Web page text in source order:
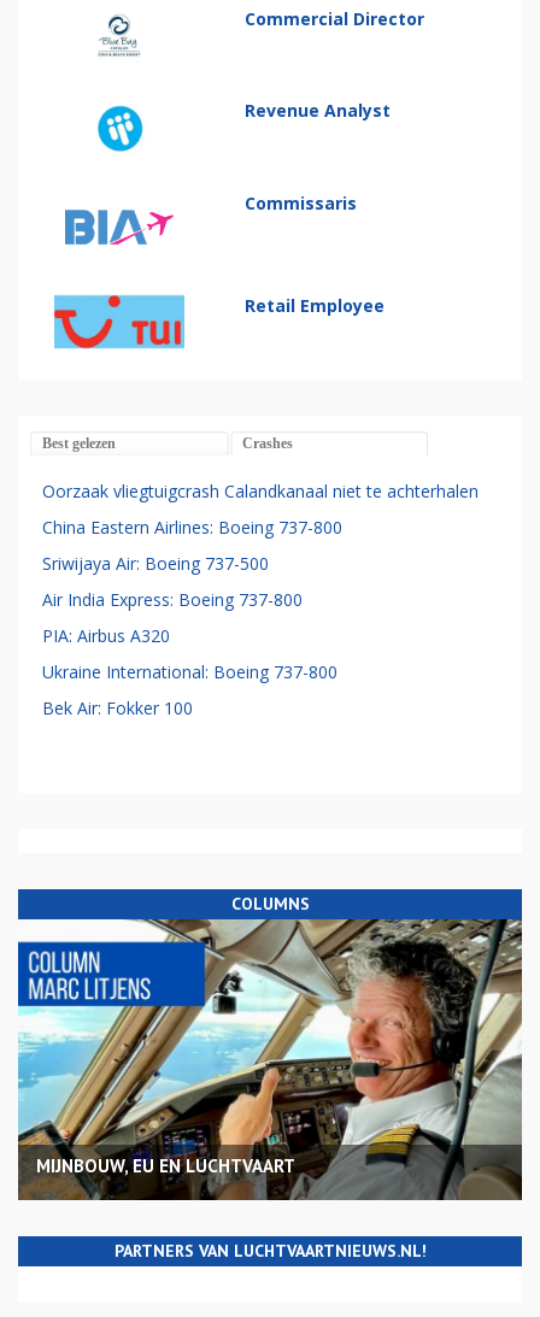
Commercial Director
Revenue Analyst
Commissaris
Retail Employee
Best gelezen Crashes
Oorzaak vliegtuigcrash Calandkanaal niet te achterhalen
China Eastern Airlines: Boeing 737-800
Sriwijaya Air: Boeing 737-500
Air India Express: Boeing 737-800
PIA: Airbus A320
Ukraine International: Boeing 737-800
Bek Air: Fokker 100
COLUMNS
MIJNBOUW, EU EN LUCHTVAART
PARTNERS VAN LUCHTVAARTNIEUWS.NL!